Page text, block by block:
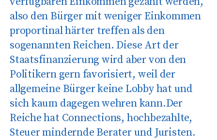
also den Bürger mit weniger Einkommen
proportinal härter treffen als den
sogenannten Reichen. Diese Art der
Staatsfinanzierung wird aber von den
Politikern gern favorisiert, weil der
allgemeine Bürger keine Lobby hat und
sich kaum dagegen wehren kann.Der
Reiche hat Connections, hochbezahlte,
Steuer mindernde Berater und Juristen.